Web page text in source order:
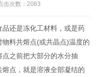
击次数：2083
还是冻化工材料，或是药
料共熔点(或共晶点)温度的
之前把大部分的水分抽
点，就是溶液全部凝结的